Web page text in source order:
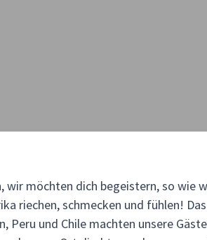
wir möchten dich begeistern, so wie
riechen, schmecken und fühlen!
Peru und Chile machten unsere